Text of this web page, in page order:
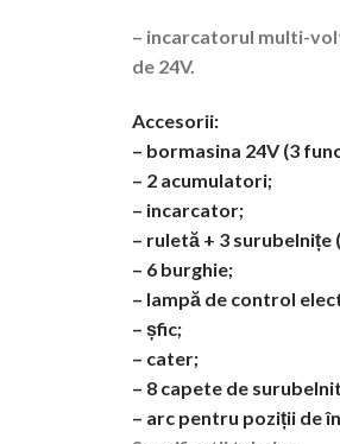
– incarcatorul multi-
de 24V.
Accesorii:
– bormasina 24V (3
– 2 acumulatori;
– incarcator;
– ruletă + 3 surubelnițe
– 6 burghie;
– lampă de control
– șfic;
– cater;
– 8 capete de
– arc pentru poziții de